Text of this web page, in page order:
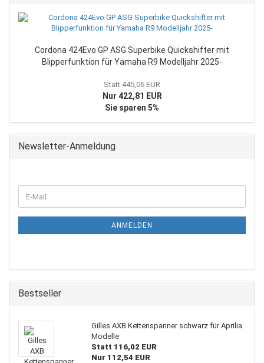
Cordona 424Evo GP ASG Superbike Quickshifter mit
Blipperfunktion für Yamaha R9 Modelljahr 2025-
Statt 445,06 EUR
Nur 422,81 EUR
Sie sparen 5%
Newsletter-Anmeldung
ZUR
E-
Mail
ANMELDEN
Bestseller
Gilles AXB Kettenspanner schwarz für Aprilia
Modelle
Statt 116,02 EUR
Nur 112,54 EUR